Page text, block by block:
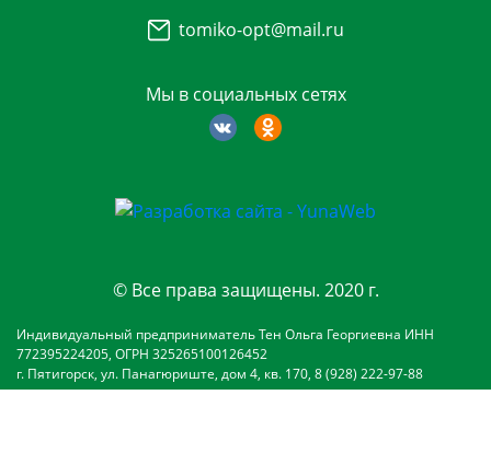
Мы в социальных сетях
tomiko-opt@mail.ru
© Все права защищены. 2020 г.
Индивидуальный предприниматель Тен Ольга Георгиевна ИНН
772395224205, ОГРН 325265100126452
г. Пятигорск, ул. Панагюриште, дом 4, кв. 170, 8 (928) 222-97-88